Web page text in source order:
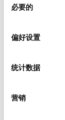
必要的
偏好设置
统计数据
营销